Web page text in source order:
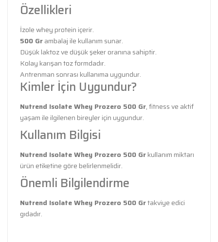
Özellikleri
İzole whey protein içerir.
500 Grambalaj ile kullanım sunar.
Düşük laktoz ve düşük şeker oranına sahiptir.
Kolay karışan toz formdadır.
Antrenman sonrası kullanıma uygundur.
Kimler İçin Uygundur?
Nutrend Isolate Whey Prozero 500 Gr, fitness ve aktif
yaşam ile ilgilenen bireyler için uygundur.
Kullanım Bilgisi
Nutrend Isolate Whey Prozero 500 Grkullanım miktarı
ürün etiketine göre belirlenmelidir.
Önemli Bilgilendirme
Nutrend Isolate Whey Prozero 500 Grtakviye edici
gıdadır.